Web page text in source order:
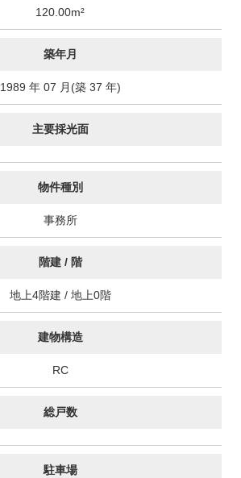
120.00m²
築年月
1989 年 07 月(築 37 年)
主要採光面
物件種別
事務所
階建 / 階
地上4階建 / 地上0階
建物構造
RC
総戸数
駐車場